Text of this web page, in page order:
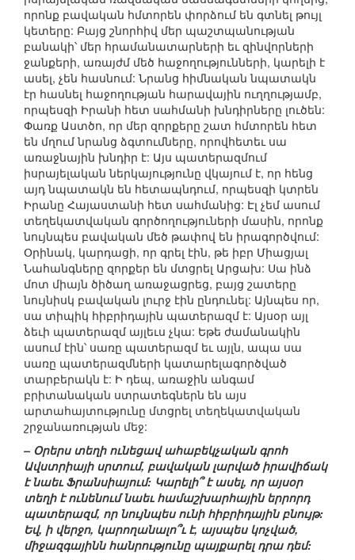
որոնք բավական հմտորեն փորձում են գտնել թույլ
կետերը: Բայց շնորհիվ մեր պաշտպանության
բանակի՝ մեր հրամանատարների եւ զինվորների
ջանքերի, առայժմ մեծ հաջողությունների, կարելի է
ասել, չեն հասնում: Նրանց հիմնական նպատակն
էր հասնել հաջողության հարավային ուղղությամբ,
որպեսզի Իրանի հետ սահմանի խնդիրները լուծեն:
Փառք Աստծո, որ մեր զորքերը շատ հմտորեն հետ
են մղում նրանց ձգտումները, որովհետեւ սա
առաջնային խնդիր է: Այս պատերազմում
իսրայելական ներկայությունը վկայում է, որ հենց
այդ նպատակն են հետապնդում, որպեսզի կտրեն
Իրանը Հայաստանի հետ սահմանից: Էլ չեմ ասում
տեղեկատվական գործողություների մասին, որոնք
նույնպես բավական մեծ թափով են իրագործվում:
Օրինակ, կարդացի, որ գրել էին, թե իբր Միացյալ
Նահանգները զորքեր են մտցրել Արցախ: Սա ինձ
մոտ միայն ծիծաղ առաջացրեց, բայց շատերը
նույնիսկ բավական լուրջ էին ընդունել: Այնպես որ,
սա տիպիկ հիբրիդային պատերազմ է: Այսօր այլ
ձեւի պատերազմ այլեւս չկա: Եթե ժամանակին
ասում էին՝ սառը պատերազմ եւ այլն, ապա սա
սառը պատերազմների կատարելագործված
տարբերակն է: Ի դեպ, առաջին անգամ
բրիտանական ստրատեգներն են այս
արտահայտությունը մտցրել տեղեկատվական
շրջանառության մեջ:
– Օրերս տեղի ունեցավ ահաբեկչական գրոհ
Ավստրիայի սրտում, բավական լարված իրավիճակ
է նաեւ Ֆրանսիայում: Կարելի՞ է ասել, որ այսօր
տեղի է ունենում նաեւ համաշխարհային երրորդ
պատերազմ, որ նույնպես ունի հիբրիդային բնույթ:
Եվ, ի վերջո, կարողանալո՞ւ է, այսպես կոչված,
միջազգայինն հանրությունը պայքարել դրա դեմ: